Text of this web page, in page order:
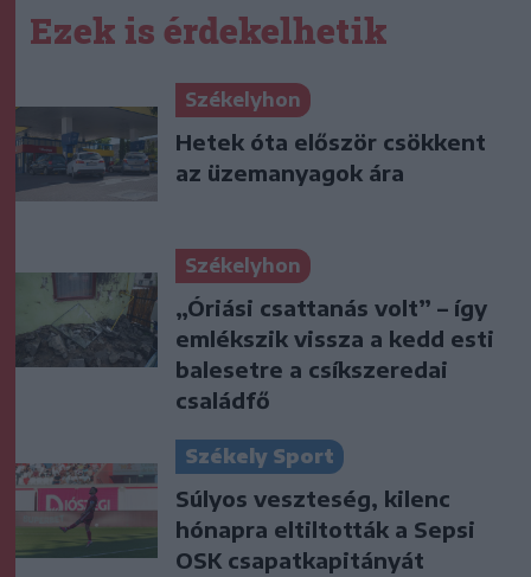
Ezek is érdekelhetik
Székelyhon
Hetek óta először csökkent
az üzemanyagok ára
Székelyhon
„Óriási csattanás volt” – így
emlékszik vissza a kedd esti
balesetre a csíkszeredai
családfő
Székely Sport
Súlyos veszteség, kilenc
hónapra eltiltották a Sepsi
OSK csapatkapitányát